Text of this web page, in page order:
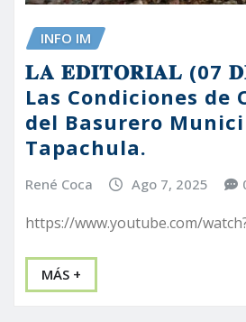
INFO IM
𝐋𝐀 𝐄𝐃𝐈𝐓𝐎𝐑𝐈𝐀𝐋 (07
Las Condiciones de
del Basurero
Tapachula.
René Coca Ago 7, 2025
https://www.youtube.com/
MÁS +